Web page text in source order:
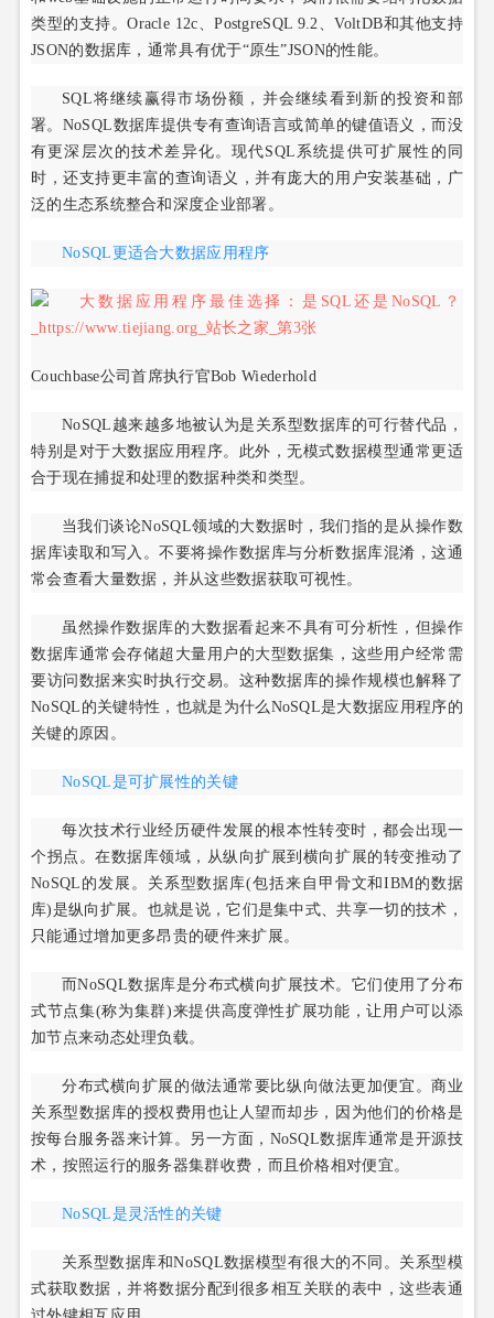
类型的支持。Oracle 12c、PostgreSQL 9.2、VoltDB和其他支持
JSON的数据库，通常具有优于“原生”JSON的性能。
SQL将继续赢得市场份额，并会继续看到新的投资和部
署。NoSQL数据库提供专有查询语言或简单的键值语义，而没
有更深层次的技术差异化。现代SQL系统提供可扩展性的同
时，还支持更丰富的查询语义，并有庞大的用户安装基础，广
泛的生态系统整合和深度企业部署。
NoSQL更适合大数据应用程序
Couchbase公司首席执行官Bob Wiederhold
NoSQL越来越多地被认为是关系型数据库的可行替代品，
特别是对于大数据应用程序。此外，无模式数据模型通常更适
合于现在捕捉和处理的数据种类和类型。
当我们谈论NoSQL领域的大数据时，我们指的是从操作数
据库读取和写入。不要将操作数据库与分析数据库混淆，这通
常会查看大量数据，并从这些数据获取可视性。
虽然操作数据库的大数据看起来不具有可分析性，但操作
数据库通常会存储超大量用户的大型数据集，这些用户经常需
要访问数据来实时执行交易。这种数据库的操作规模也解释了
NoSQL的关键特性，也就是为什么NoSQL是大数据应用程序的
关键的原因。
NoSQL是可扩展性的关键
每次技术行业经历硬件发展的根本性转变时，都会出现一
个拐点。在数据库领域，从纵向扩展到横向扩展的转变推动了
NoSQL的发展。关系型数据库(包括来自甲骨文和IBM的数据
库)是纵向扩展。也就是说，它们是集中式、共享一切的技术，
只能通过增加更多昂贵的硬件来扩展。
而NoSQL数据库是分布式横向扩展技术。它们使用了分布
式节点集(称为集群)来提供高度弹性扩展功能，让用户可以添
加节点来动态处理负载。
分布式横向扩展的做法通常要比纵向做法更加便宜。商业
关系型数据库的授权费用也让人望而却步，因为他们的价格是
按每台服务器来计算。另一方面，NoSQL数据库通常是开源技
术，按照运行的服务器集群收费，而且价格相对便宜。
NoSQL是灵活性的关键
关系型数据库和NoSQL数据模型有很大的不同。关系型模
式获取数据，并将数据分配到很多相互关联的表中，这些表通